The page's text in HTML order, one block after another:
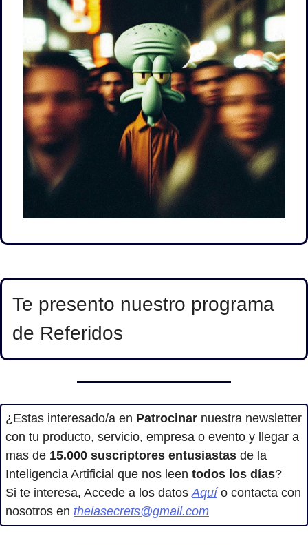
Te presento nuestro programa
de Referidos
¿Estas interesado/a en Patrocinar nuestra newsletter
con tu producto, servicio, empresa o evento y llegar a
mas de 15.000 suscriptores entusiastas de la
Inteligencia Artificial que nos leen todos los días?
Si te interesa, Accede a los datos Aquí o contacta con
nosotros en theiasecrets@gmail.com